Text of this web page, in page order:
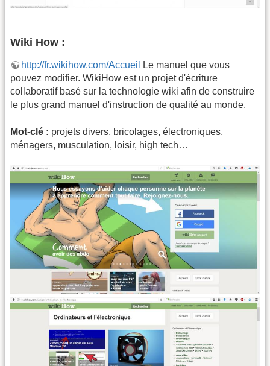
Wiki How :
http://fr.wikihow.com/Accueil
Le manuel que vous
pouvez modifier. WikiHow est un projet d'écriture
collaboratif basé sur la technologie wiki afin de construire
le plus grand manuel d'instruction de qualité au monde.
Mot-clé : projets divers, bricolages, électroniques,
ménagers, musculation, loisir, high tech…